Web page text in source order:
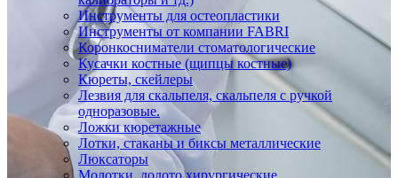
Инструменты для остеопластики
Инструменты от компании FABRI
Коронкосниматели стоматологические
Кусачки костные (щипцы костные)
Кюреты, скейлеры
Лезвия для скальпеля, скальпеля с ручкой
одноразовые.
Ложки кюретажные
Лотки, стаканы и биксы металлические
Люксаторы